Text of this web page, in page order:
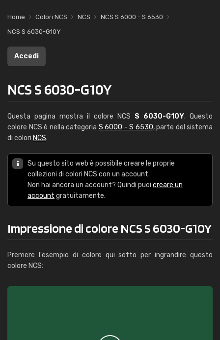
Home Colori NCS NCS
NCS S 6000 - S 6530
NCS S 6030-G10Y
Accedi
NCS S 6030-G10Y
Questa pagina mostra il colore NCS S 6030-G10Y. Questo
colore NCS è nella categoria S 6000 - S 6530, parte del sistema
di colori NCS.
Su questo sito web è possibile creare le proprie
collezioni di colori NCS con un account.
Non hai ancora un account? Quindi puoi creare un
account gratuitamente.
Impressione di colore NCS S 6030-G10Y
Premere l'esempio di colore qui sotto per ingrandire questo
colore NCS: